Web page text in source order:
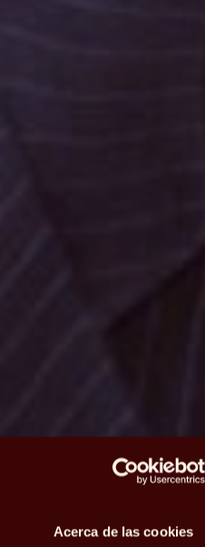
Acerca de las cookies